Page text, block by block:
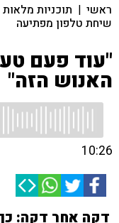
ראשי | תוכניות מלאות
שיחת טלפון מפתיעה
"עוד פעם
האנוש הזה"
10:26
דקה אחר דקה: